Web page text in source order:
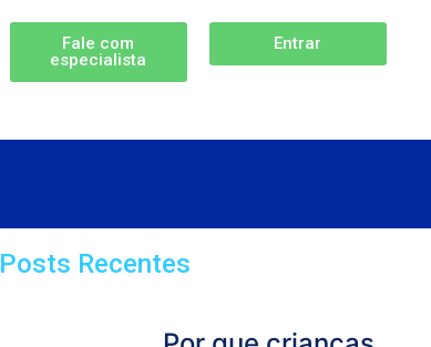
Fale com
especialista
Entrar
Posts Recentes